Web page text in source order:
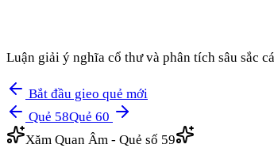
Luận giải ý nghĩa cổ thư và phân tích sâu sắc
Bắt đầu gieo quẻ mới
Quẻ 58Quẻ 60
Xăm Quan Âm - Quẻ số 59